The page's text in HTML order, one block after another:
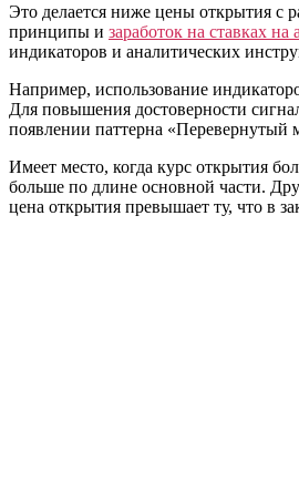
Это делается ниже цены открытия с
принципы и заработок на ставках на
индикаторов и аналитических
Например, использование
Для повышения достоверности
появлении паттерна «Перевернутый
Имеет место, когда курс открытия
больше по длине основной части.
цена открытия превышает ту, что в